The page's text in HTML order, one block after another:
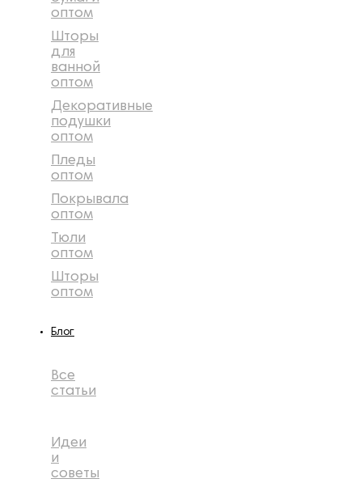
оптом
Шторы
для
ванной
оптом
Декоративные
подушки
оптом
Пледы
оптом
Покрывала
оптом
Тюли
оптом
Шторы
оптом
Блог
Все
статьи
Идеи
и
советы